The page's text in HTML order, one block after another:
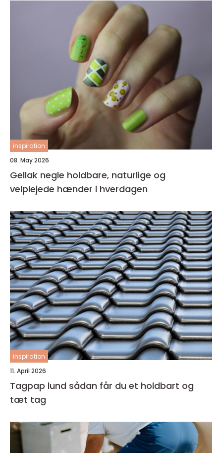
inspiration
08. May 2026
Gellak negle holdbare, naturlige og
velplejede hænder i hverdagen
inspiration
11. April 2026
Tagpap lund sådan får du et holdbart og
tæt tag